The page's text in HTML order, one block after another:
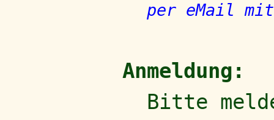
per eMail
Anmeldung:
Bitte